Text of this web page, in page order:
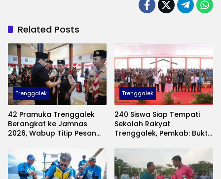
Related Posts
Trenggalek
42 Pramuka Trenggalek
Berangkat ke Jamnas
2026, Wabup Titip Pesan
Trenggalek
240 Siswa Siap Tempati
Sekolah Rakyat
Trenggalek, Pemkab: Bukti
Anak Kurang Mampu